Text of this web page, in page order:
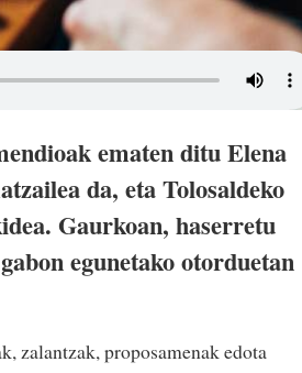
ematen ditu Elena
da, eta Tolosaldeko
Gaurkoan, haserretu
egunetako otorduetan
zalantzak, proposamenak edota